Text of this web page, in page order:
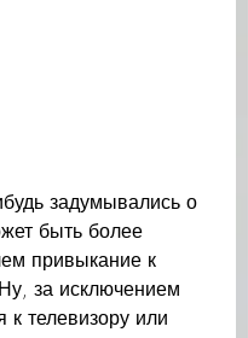
задумывались о
быть более
привыкание к
за исключением
к телевизору или